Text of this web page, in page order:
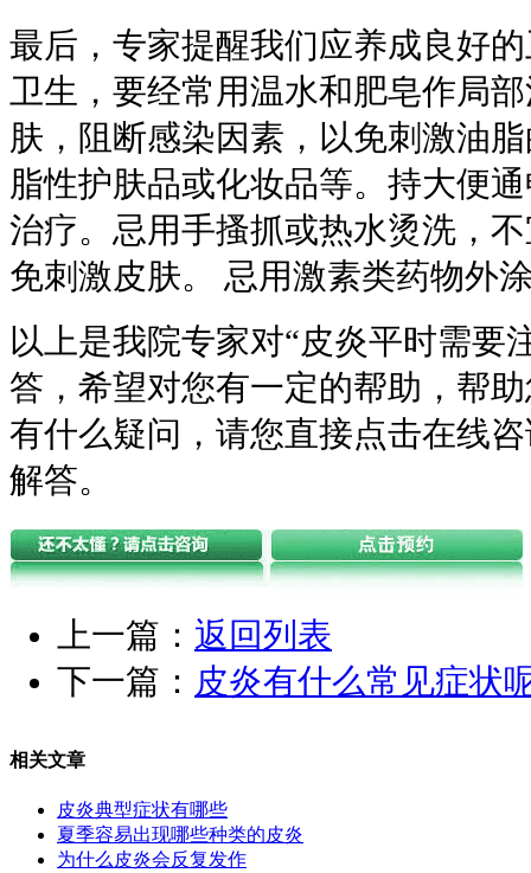
最后，专家提醒我们应养成良好
卫生，要经常用温水和肥皂作局
肤，阻断感染因素，以免刺激油
脂性护肤品或化妆品等。持大便
治疗。忌用手搔抓或热水烫洗，
免刺激皮肤。 忌用激素类药物外
以上是我院专家对“皮炎平时需要
答，希望对您有一定的帮助，帮
有什么疑问，请您直接点击在线
解答。
上一篇： 返回列表
下一篇： 皮炎有什么常见症状
相关文章
皮炎典型症状有哪些
夏季容易出现哪些种类的皮炎
为什么皮炎会反复发作